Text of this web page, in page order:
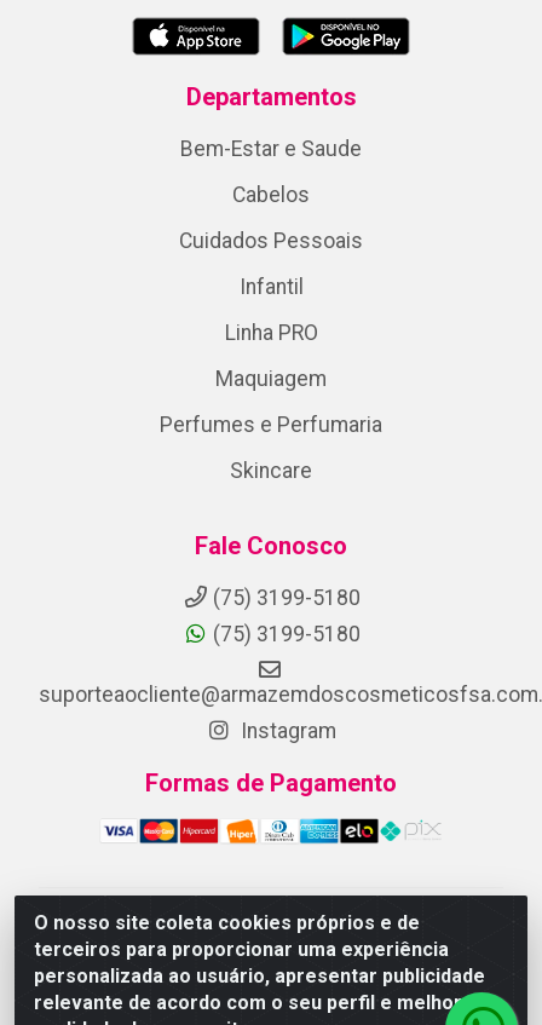
O nosso site coleta cookies próprios e de
terceiros para proporcionar uma experiência
personalizada ao usuário, apresentar publicidade
relevante de acordo com o seu perfil e melhorar a
Departamentos
Bem-Estar e Saude
Cabelos
Cuidados Pessoais
Infantil
Linha PRO
Maquiagem
Perfumes e Perfumaria
Skincare
Fale Conosco
(75) 3199-5180
(75) 3199-5180
Instagram
Formas de Pagamento
ARMAZEM DOS COSMETICOS DISTRIBUIDORA LTDA -
Av.Transnordestina, 2222 - Parque Ipê, Feira de
Santana/BA - CEP 44.054-008 - CNPJ 07.246.802/0001-
25